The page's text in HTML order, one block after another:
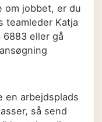
om jobbet, er du
teamleder Katja
eller gå
en arbejdsplads
så send